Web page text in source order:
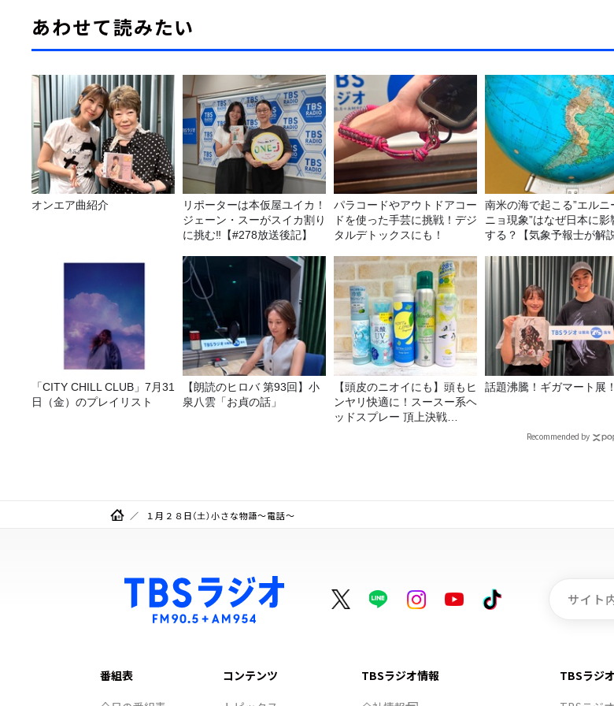
あわせて読みたい
オンエア曲紹介
リポーターは本仮屋ユイカ！
ジェーン・スーがスイカ割り
に挑む‼【#278放送後記】
パラコードやアウトドアコー
ドを使った手芸に挑戦！デジ
タルデトックスにも！
南米の海で起こる”エルニ
ニョ現象”はなぜ日本に影
する？【気象予報士が解説
「CITY CHILL CLUB」7月31
日（金）のプレイリスト
【朗読のヒロバ 第93回】小
泉八雲「お貞の話」
【頭皮のニオイにも】頭もヒ
ンヤリ快適に！スースー系ヘ
ッドスプレー 頂上決戦
話題沸騰！ギガマート展！
Recommended by
１月２８日（土）小さな物語～電話～
番組表
コンテンツ
TBSラジオ情報
TBSラジ